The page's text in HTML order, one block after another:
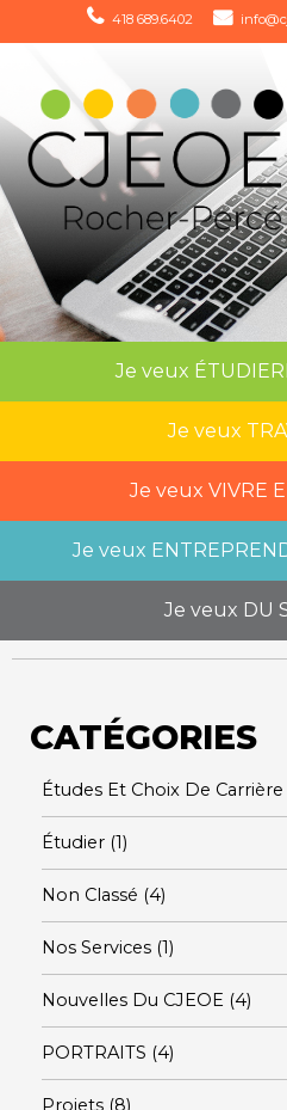
418 689.6402
Je veux ÉTUDIER
Je veux
Je veux VIVRE
Je veux
Je veux DU
CATÉGORIES
Études Et Choix De Carrière
Étudier (1)
Non Classé (4)
Nos Services (1)
Nouvelles Du CJEOE (4)
PORTRAITS (4)
Projets (8)